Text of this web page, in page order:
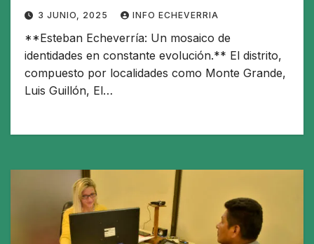
3 JUNIO, 2025 INFO ECHEVERRIA
**Esteban Echeverría: Un mosaico de
identidades en constante evolución.** El distrito,
compuesto por localidades como Monte Grande,
Luis Guillón, El…